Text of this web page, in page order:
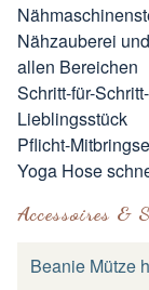
Nähzauberei
allen Bereichen
Schritt-für-
Lieblingsstück
Pflicht-
Yoga Hose
Accessoires &
Beanie Mütze